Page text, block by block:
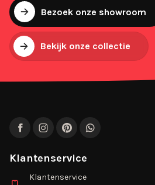
Bezoek onze showroom
Bekijk onze collectie
FacebookInstagram
PinterestWhatsApp
Klantenservice
Klantenservice